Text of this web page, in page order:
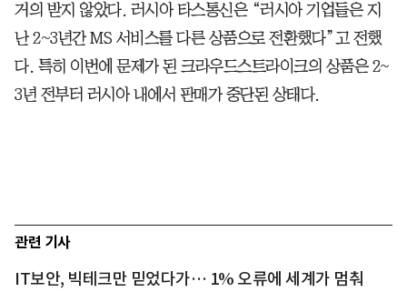
거의 받지 않았다. 러시아 타스통신은 “러시아 기업들은 지
난 2~3년간 MS 서비스를 다른 상품으로 전환했다”고 전했
다. 특히 이번에 문제가 된 크라우드스트라이크의 상품은 2~
3년 전부터 러시아 내에서 판매가 중단된 상태다.
관련 기사
IT보안, 빅테크만 믿었다가… 1% 오류에 세계가 멈춰